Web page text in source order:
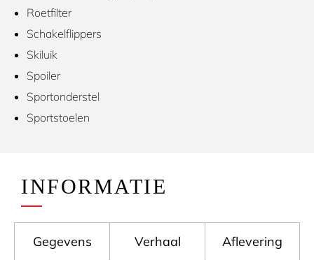
Roetfilter
Schakelflippers
Skiluik
Spoiler
Sportonderstel
Sportstoelen
INFORMATIE
Gegevens Verhaal Aflevering